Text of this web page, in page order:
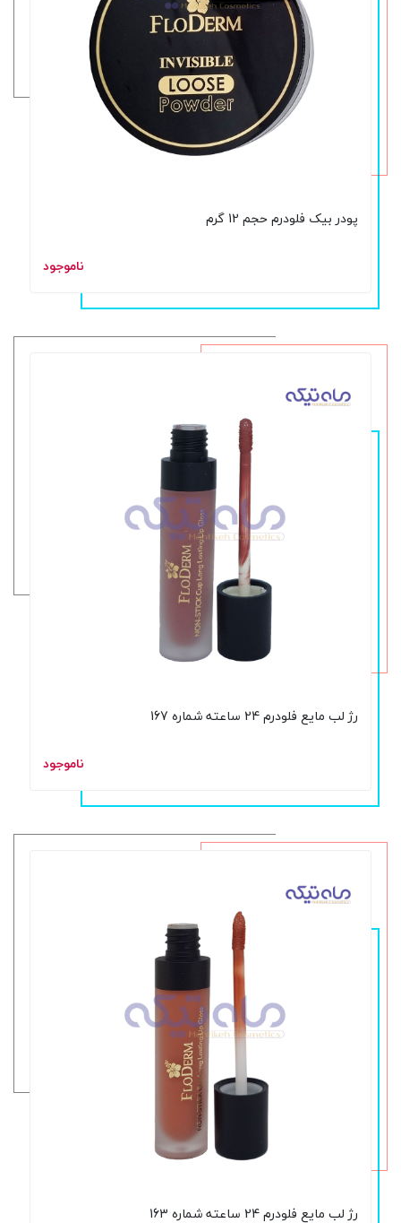
پودر بیک فلودرم حجم 12 گرم
ناموجود
رژ لب مایع فلودرم 24 ساعته شماره 167
ناموجود
رژ لب مایع فلودرم 24 ساعته شماره 163